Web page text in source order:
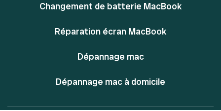
Changement de batterie MacBook
Réparation écran MacBook
Dépannage mac
Dépannage mac à domicile